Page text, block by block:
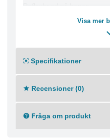
Reflexband på benen
Fåll i benslut ger möjlighet
Elastan 7%
Polyamid 93%
Visa mer
Specifikationer
Recensioner (0)
Fråga om produkt